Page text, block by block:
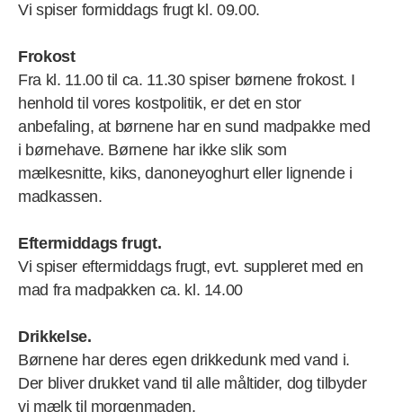
Vi spiser formiddags frugt kl. 09.00.
Frokost
Fra kl. 11.00 til ca. 11.30 spiser børnene frokost. I
henhold til vores kostpolitik, er det en stor
anbefaling, at børnene har en sund madpakke med
i børnehave. Børnene har ikke slik som
mælkesnitte, kiks, danoneyoghurt eller lignende i
madkassen.
Eftermiddags frugt.
Vi spiser eftermiddags frugt, evt. suppleret med en
mad fra madpakken ca. kl. 14.00
Drikkelse.
Børnene har deres egen drikkedunk med vand i.
Der bliver drukket vand til alle måltider, dog tilbyder
vi mælk til morgenmaden.